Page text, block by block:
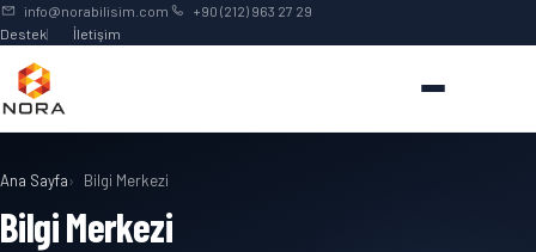
info@norabilisim.com
+90 (212) 963 27 29
Destek
İletişim
Ana Sayfa Bilgi Merkezi
Bilgi Merkezi